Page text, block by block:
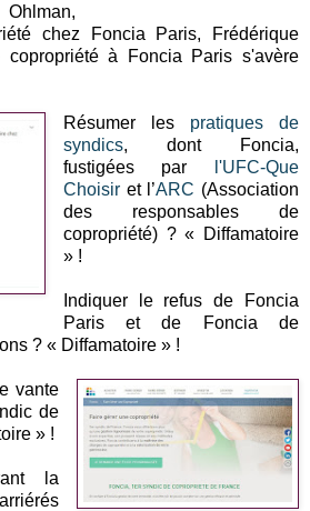
chez Foncia Paris, Frédérique
copropriété à Foncia Paris s'avère
Résumer les pratiques de
syndics, dont Foncia,
fustigées par
l'UFC-Que
Choisiret l’ARC (Association
des responsables de
copropriété) ? « Diffamatoire
» !
Indiquer le refus de Foncia
Paris et de Foncia de
? « Diffamatoire » !
vante
de
» !
la